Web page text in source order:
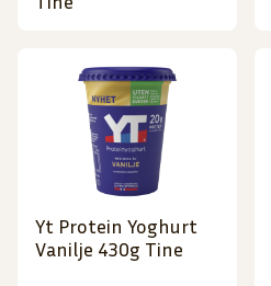
Yt Protein Yoghurt
Vanilje 430g Tine